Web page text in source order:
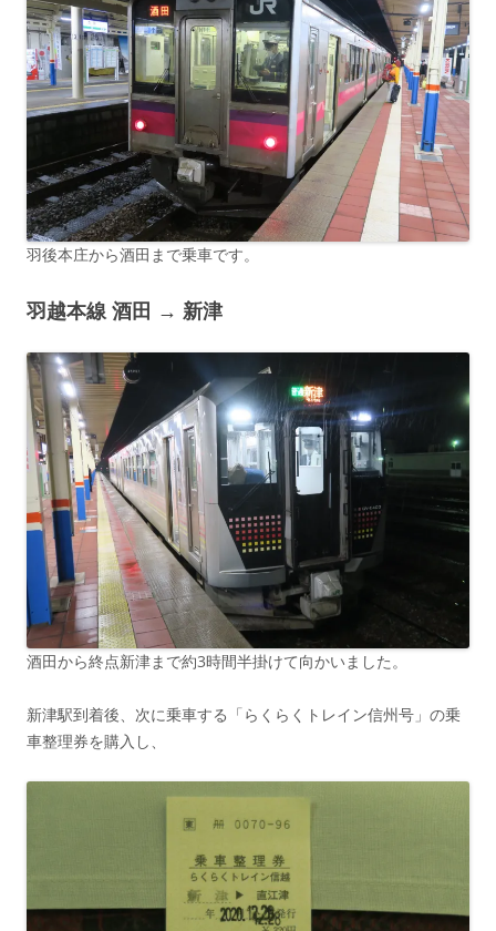
羽後本庄から酒田まで乗車です。
羽越本線 酒田 → 新津
酒田から終点新津まで約3時間半掛けて向かいました。
新津駅到着後、次に乗車する「らくらくトレイン信州号」の乗
車整理券を購入し、